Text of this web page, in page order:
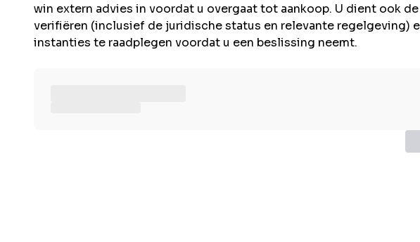
win extern advies in voordat u overgaat tot aankoop. U dient ook
verifiëren (inclusief de juridische status en relevante regelgeving)
instanties te raadplegen voordat u een beslissing neemt.